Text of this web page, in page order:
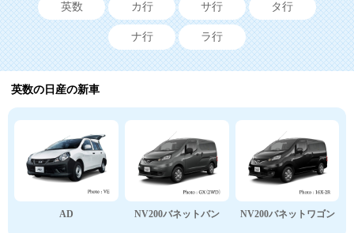
英数 カ行 サ行 タ行
ナ行 ラ行
英数の日産の新車
AD NV200バネットバン NV200バネットワゴン